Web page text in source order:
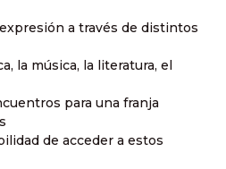
a través de distintos
la música, la literatura, el
para una franja
de acceder a estos